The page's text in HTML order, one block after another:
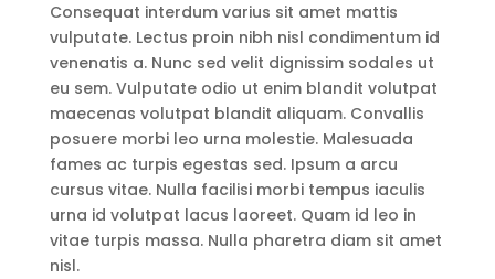
Consequat interdum varius sit amet mattis
vulputate. Lectus proin nibh nisl condimentum id
venenatis a. Nunc sed velit dignissim sodales ut
eu sem. Vulputate odio ut enim blandit volutpat
maecenas volutpat blandit aliquam. Convallis
posuere morbi leo urna molestie. Malesuada
fames ac turpis egestas sed. Ipsum a arcu
cursus vitae. Nulla facilisi morbi tempus iaculis
urna id volutpat lacus laoreet. Quam id leo in
vitae turpis massa. Nulla pharetra diam sit amet
nisl.